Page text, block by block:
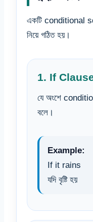
একটি conditional
নিয়ে গঠিত হয়।
1. If
যে অংশে
বলে।
Example:
If it rains
যদি বৃষ্টি হয়